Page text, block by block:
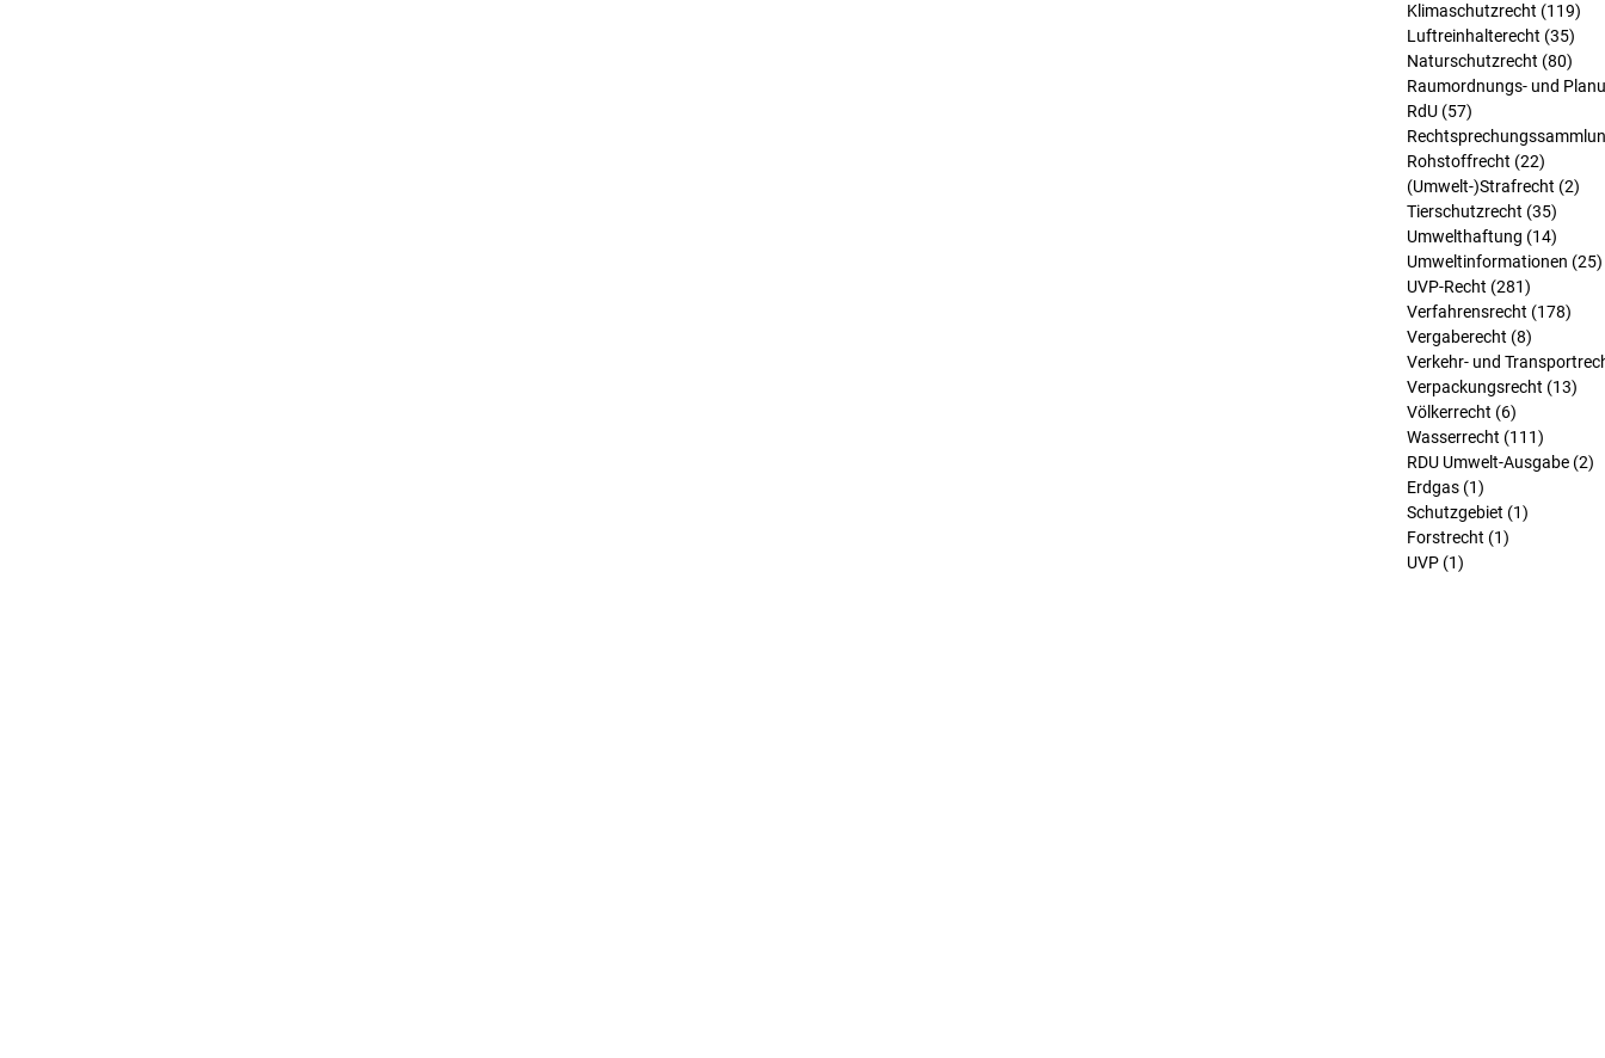
Klimaschutzrecht (119)
Luftreinhalterecht (35)
Naturschutzrecht (80)
Raumordnungs- und
RdU (57)
Rohstoffrecht (22)
(Umwelt-)Strafrecht (2)
Tierschutzrecht (35)
Umwelthaftung (14)
Umweltinformationen (25)
UVP-Recht (281)
Verfahrensrecht (178)
Vergaberecht (8)
Verkehr- und
Verpackungsrecht (13)
Völkerrecht (6)
Wasserrecht (111)
RDU Umwelt-Ausgabe (2)
Erdgas (1)
Schutzgebiet (1)
Forstrecht (1)
UVP (1)